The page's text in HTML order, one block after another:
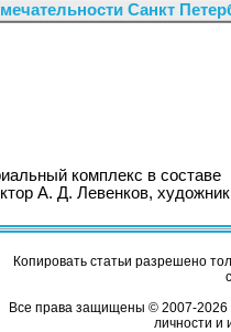
Санкт
комплекс в составе
А. Д. Левенков,
Копировать статьи разрешено
Все права защищены © 2007-2026
личности и